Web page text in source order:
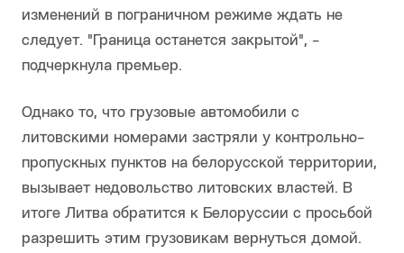
изменений в пограничном режиме ждать не
следует. "Граница останется закрытой", -
подчеркнула премьер.
Однако то, что грузовые автомобили с
литовскими номерами застряли у контрольно-
пропускных пунктов на белорусской территории,
вызывает недовольство литовских властей. В
итоге Литва обратится к Белоруссии с просьбой
разрешить этим грузовикам вернуться домой.